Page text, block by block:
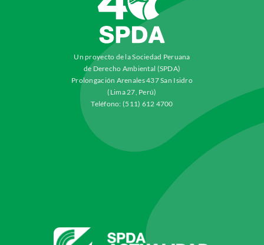
Un proyecto de la Sociedad Peruana
de Derecho Ambiental (SPDA)
Prolongación Arenales 437 San Isidro
(Lima 27, Perú)
Teléfono: (511) 612 4700